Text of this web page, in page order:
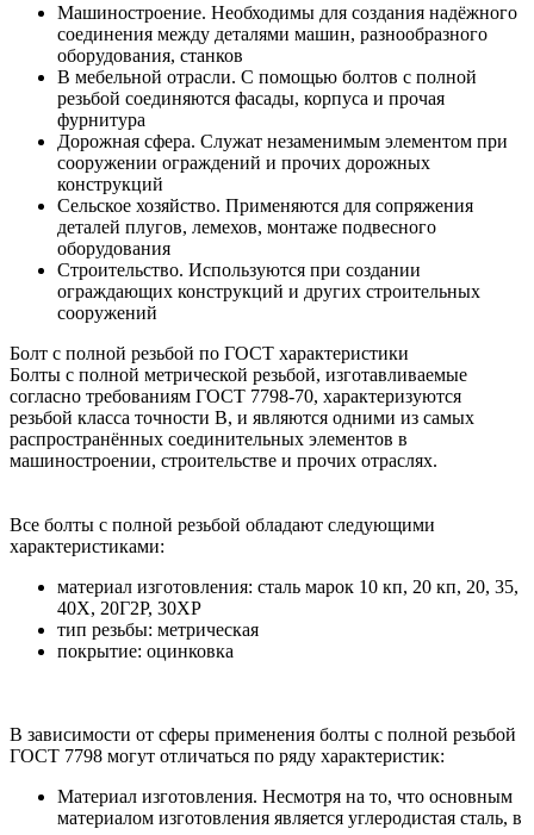
Машиностроение. Необходимы для создания надёжного
соединения между деталями машин, разнообразного
оборудования, станков
В мебельной отрасли. С помощью болтов с полной
резьбой соединяются фасады, корпуса и прочая
фурнитура
Дорожная сфера. Служат незаменимым элементом при
сооружении ограждений и прочих дорожных
конструкций
Сельское хозяйство. Применяются для сопряжения
деталей плугов, лемехов, монтаже подвесного
оборудования
Строительство. Используются при создании
ограждающих конструкций и других строительных
сооружений
Болт с полной резьбой по ГОСТ характеристики
Болты с полной метрической резьбой, изготавливаемые
согласно требованиям ГОСТ 7798-70, характеризуются
резьбой класса точности В, и являются одними из самых
распространённых соединительных элементов в
машиностроении, строительстве и прочих отраслях.
Все болты с полной резьбой обладают следующими
характеристиками:
материал изготовления: сталь марок 10 кп, 20 кп, 20, 35,
40X, 20Г2P, 30XP
тип резьбы: метрическая
покрытие: оцинковка
В зависимости от сферы применения болты с полной резьбой
ГОСТ 7798 могут отличаться по ряду характеристик:
Материал изготовления. Несмотря на то, что основным
материалом изготовления является углеродистая сталь, в